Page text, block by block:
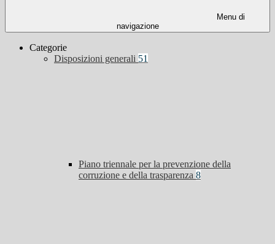
Menu di
navigazione
Categorie
Disposizioni generali 51
Piano triennale per la prevenzione della
corruzione e della trasparenza 8